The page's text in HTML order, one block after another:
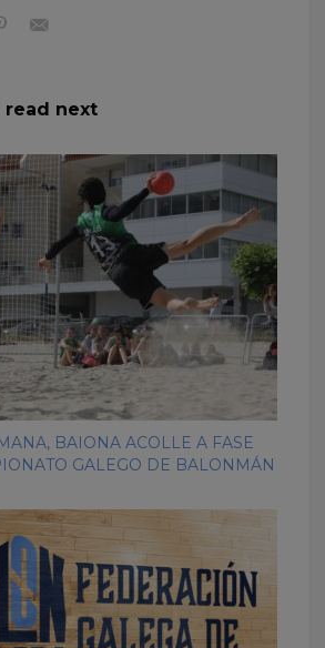
read next
BAIONA ACOLLE A FASE
GALEGO DE BALONMÁN